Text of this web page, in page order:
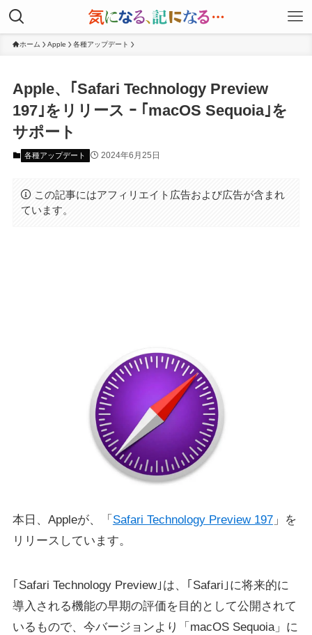
ホーム Apple 各種アップデート
Apple、｢Safari Technology Preview
197｣をリリース ｰ ｢macOS Sequoia｣を
サポート
各種アップデート 2024年6月25日
この記事にはアフィリエイト広告および広告が含まれ
ています。
本日、Appleが、「 Safari Technology Preview 197」を
リリースしています。
｢Safari Technology Preview｣は、｢Safari｣に将来的に
導入される機能の早期の評価を目的として公開されて
いるもので、今バージョンより「macOS Sequoia」に